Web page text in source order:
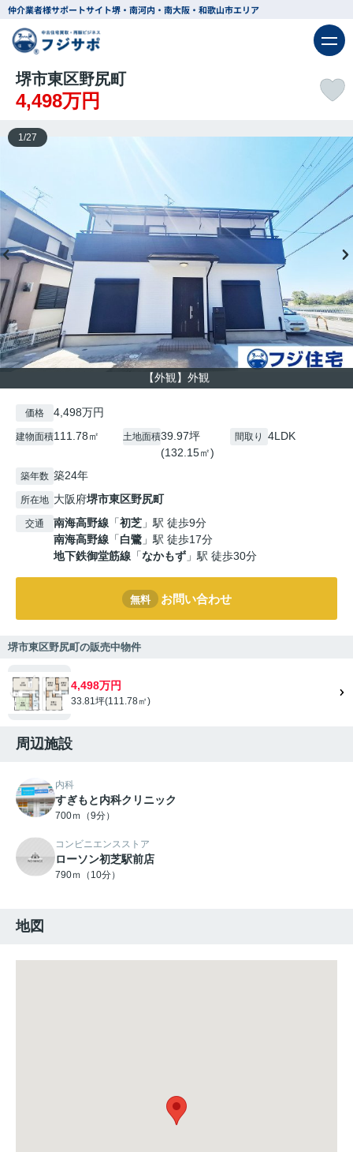
仲介業者様サポートサイト堺・南河内・南大阪・和歌山市エリア
堺市東区野尻町
4,498万円
【外観】外観
1/27
価格 4,498万円
建物面積111.78㎡ 土地面積39.97坪
(132.15㎡)
間取り 4LDK
築年数 築24年
所在地 大阪府堺市東区野尻町
交通 南海高野線 「初芝 」駅 徒歩9分
南海高野線 「白鷺 」駅 徒歩17分
地下鉄御堂筋線 「なかもず 」駅 徒歩30分
無料 お問い合わせ
堺市東区野尻町の販売中物件
4,498万円
33.81坪(111.78㎡)
周辺施設
内科
すぎもと内科クリニック
700ｍ（9分）
コンビニエンスストア
ローソン初芝駅前店
790ｍ（10分）
地図